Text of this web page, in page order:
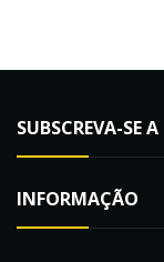
SUBSCREVA-SE
INFORMAÇÃO